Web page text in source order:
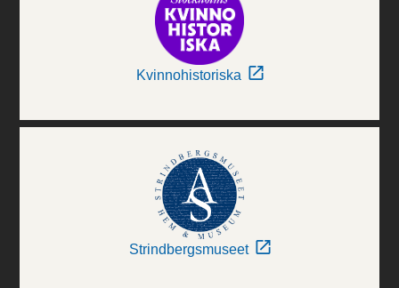
Kvinnohistoriska
Strindbergsmuseet